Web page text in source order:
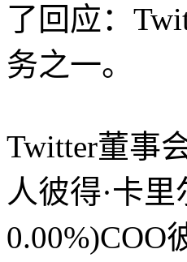
了回应：
务之一。
Twitter董事
人彼得·卡
0.00%)COO